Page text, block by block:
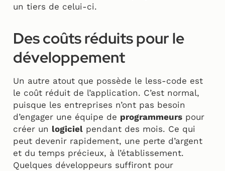
un tiers de celui-ci.
Des coûts réduits pour le
développement
Un autre atout que possède le less-code est
le coût réduit de l’application. C’est normal,
puisque les entreprises n’ont pas besoin
d’engager une équipe de programmeurs pour
créer un logiciel pendant des mois. Ce qui
peut devenir rapidement, une perte d’argent
et du temps précieux, à l’établissement.
Quelques développeurs suffiront pour